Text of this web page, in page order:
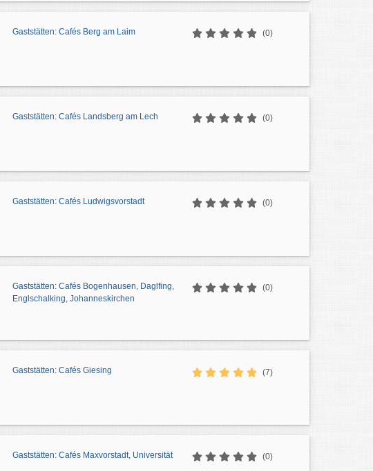
Gaststätten: Cafés Berg am Laim (0)
Gaststätten: Cafés Landsberg am Lech (0)
Gaststätten: Cafés Ludwigsvorstadt (0)
Gaststätten: Cafés Bogenhausen, Daglfing,
Englschalking, Johanneskirchen
(0)
Gaststätten: Cafés Giesing (7)
Gaststätten: Cafés Maxvorstadt, Universität (0)